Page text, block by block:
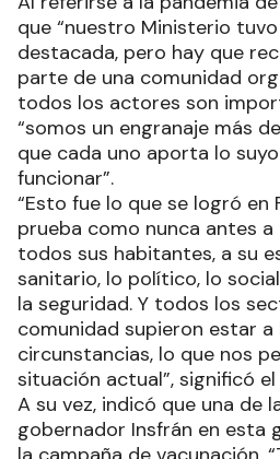
que “nuestro Ministerio
destacada, pero hay que
parte de una comunidad
todos los actores son
“somos un engranaje más
que cada uno aporta lo
funcionar”.
“Esto fue lo que se logró en
prueba como nunca antes
todos sus habitantes, a su
sanitario, lo político, lo
la seguridad. Y todos los
comunidad supieron estar a
circunstancias, lo que nos
situación actual”, significó
A su vez, indicó que una de
gobernador Insfrán en esta